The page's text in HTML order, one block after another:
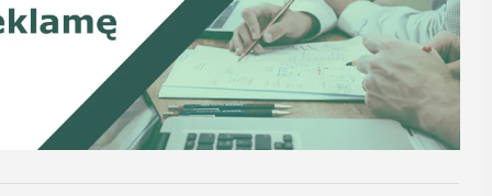
12 MAJ
16:00 - 17:30